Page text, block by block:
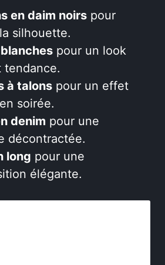
en daim noirs pour
silhouette.
pour un look
tendance.
à talons pour un effet
soirée.
denim pour une
décontractée.
long pour une
élégante.